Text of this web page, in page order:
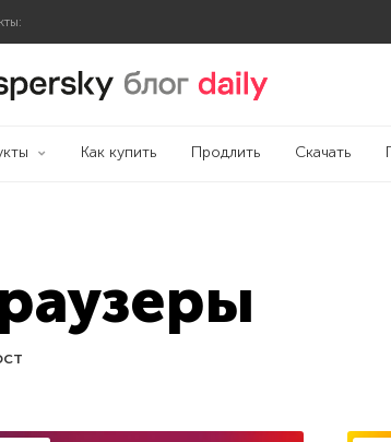
Блог Касперского
Как купить Продлить Скачать